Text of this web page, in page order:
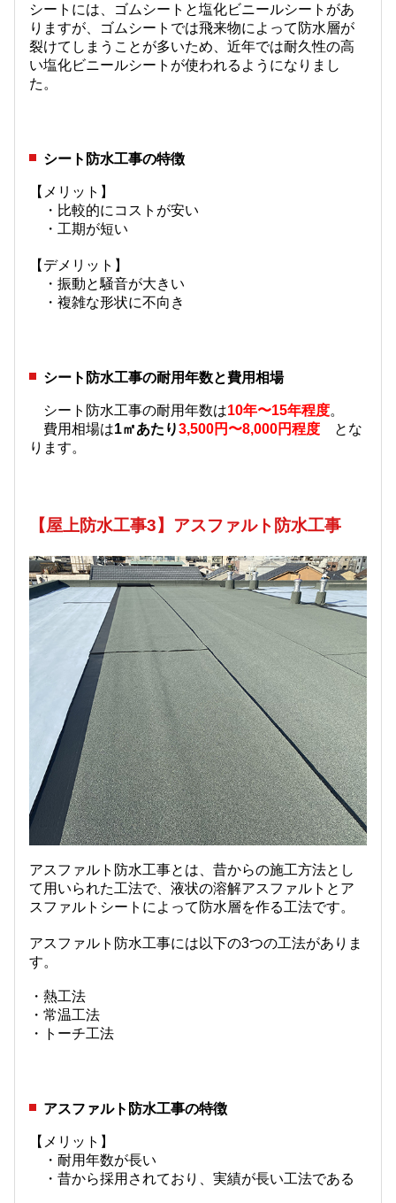
シートには、ゴムシートと塩化ビニールシートがあ
りますが、ゴムシートでは飛来物によって防水層が
裂けてしまうことが多いため、近年では耐久性の高
い塩化ビニールシートが使われるようになりまし
た。
シート防水工事の特徴
【メリット】
・比較的にコストが安い
・工期が短い
【デメリット】
・振動と騒音が大きい
・複雑な形状に不向き
シート防水工事の耐用年数と費用相場
シート防水工事の耐用年数は10年〜15年程度。
費用相場は1㎡あたり3,500円〜8,000円程度
とな
ります。
【屋上防水工事3】アスファルト防水工事
アスファルト防水工事とは、昔からの施工方法とし
て用いられた工法で、液状の溶解アスファルトとア
スファルトシートによって防水層を作る工法です。
アスファルト防水工事には以下の3つの工法がありま
す。
・熱工法
・常温工法
・トーチ工法
アスファルト防水工事の特徴
【メリット】
・耐用年数が長い
・昔から採用されており、実績が長い工法である